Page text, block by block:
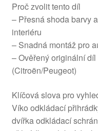
Proč zvolit tento díl
– Přesná shoda barvy
interiéru
– Snadná montáž pro
– Ověřený originální
(Citroën/Peugeot)
Klíčová slova pro
Víko odkládací
dvířka odkládací